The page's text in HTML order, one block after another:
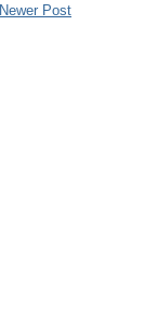
Newer Post